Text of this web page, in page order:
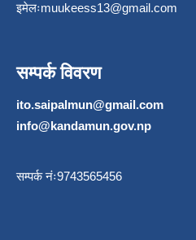
इमेलःmuukeess13@gmail.com
सम्पर्क विवरण
ito.saipalmun@gmail.com
info@kandamun.gov.np
सम्पर्क नंः9743565456